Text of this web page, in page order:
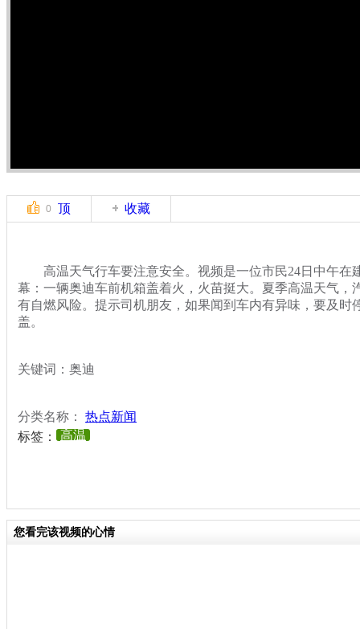
0 顶 收藏
高温天气行车要注意安全。视频是一位市民24日中午在
幕：一辆奥迪车前机箱盖着火，火苗挺大。夏季高温天气，
有自燃风险。提示司机朋友，如果闻到车内有异味，要及时
盖。
关键词：奥迪
分类名称： 热点新闻
标签：
高温
您看完该视频的心情